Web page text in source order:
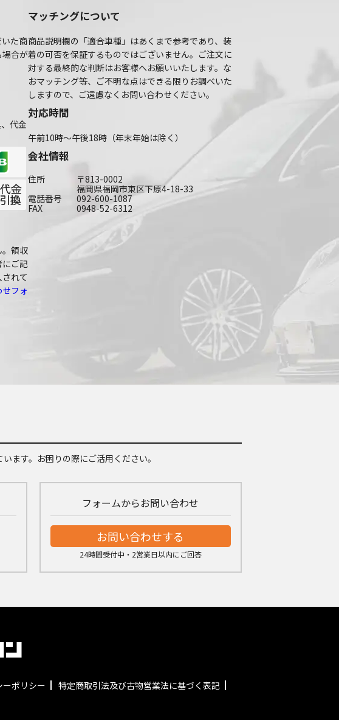
た商
合が
代金
。領収
ご記
れて
せフォ
マッチングについて
商品説明欄の「適合車種」はあくまで参考であり、装
着の可否を保証するものではございません。ご注文に
対する最終的な判断はお客様へお願いいたします。な
おマッチング等、ご不明な点はできる限りお調べいた
しますので、ご遠慮なくお問い合わせください。
対応時間
午前10時～午後18時（年末年始は除く）
会社情報
住所
〒813-0002
福岡県福岡市東区下原4-18-33
電話番号
092-600-1087
FAX
0948-52-6312
ます。お困りの際にご活用ください。
フォームからお問い合わせ
お問い合わせする
24時間受付中・2営業日以内にご回答
ーポリシー
特定商取引法及び古物営業法に基づく表記